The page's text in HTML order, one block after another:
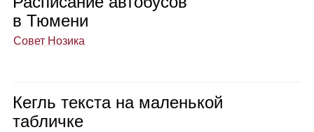
в Тюмени
Совет Нозика
Кегль тек­ста на малень­кой
таб­личке